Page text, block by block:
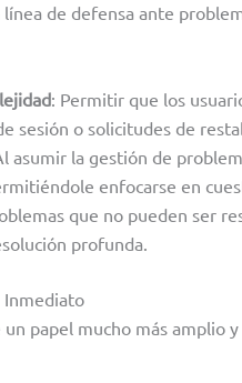
de defensa ante
: Permitir que los
sesión o solicitudes de
asumir la gestión de
enfocarse en
que no pueden ser
profunda.
Inmediato
papel mucho más amplio